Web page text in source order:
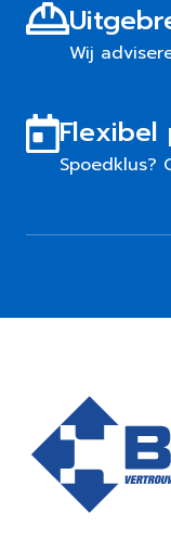
Wij
Flexibel
Spoedklus?